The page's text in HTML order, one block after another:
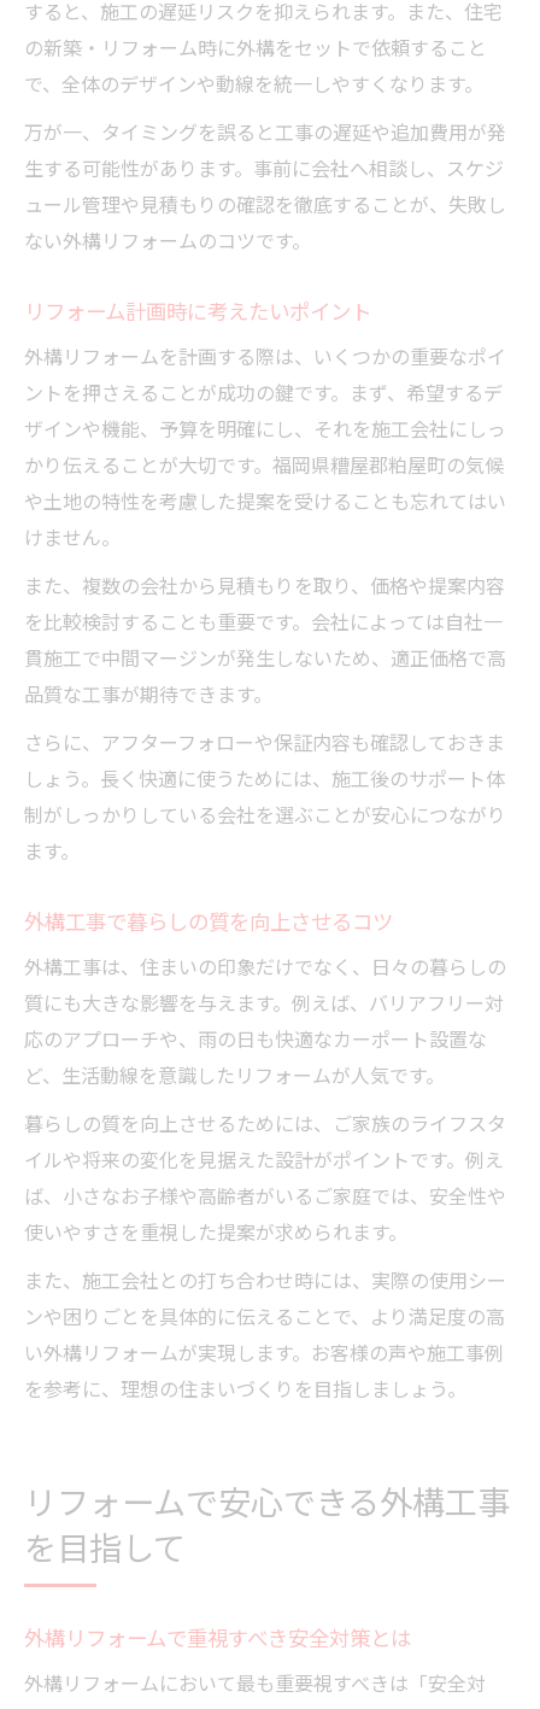
すると、施工の遅延リスクを抑えられます。また、住宅
の新築・リフォーム時に外構をセットで依頼すること
で、全体のデザインや動線を統一しやすくなります。
万が一、タイミングを誤ると工事の遅延や追加費用が発
生する可能性があります。事前に会社へ相談し、スケジ
ュール管理や見積もりの確認を徹底することが、失敗し
ない外構リフォームのコツです。
リフォーム計画時に考えたいポイント
外構リフォームを計画する際は、いくつかの重要なポイ
ントを押さえることが成功の鍵です。まず、希望するデ
ザインや機能、予算を明確にし、それを施工会社にしっ
かり伝えることが大切です。福岡県糟屋郡粕屋町の気候
や土地の特性を考慮した提案を受けることも忘れてはい
けません。
また、複数の会社から見積もりを取り、価格や提案内容
を比較検討することも重要です。会社によっては自社一
貫施工で中間マージンが発生しないため、適正価格で高
品質な工事が期待できます。
さらに、アフターフォローや保証内容も確認しておきま
しょう。長く快適に使うためには、施工後のサポート体
制がしっかりしている会社を選ぶことが安心につながり
ます。
外構工事で暮らしの質を向上させるコツ
外構工事は、住まいの印象だけでなく、日々の暮らしの
質にも大きな影響を与えます。例えば、バリアフリー対
応のアプローチや、雨の日も快適なカーポート設置な
ど、生活動線を意識したリフォームが人気です。
暮らしの質を向上させるためには、ご家族のライフスタ
イルや将来の変化を見据えた設計がポイントです。例え
ば、小さなお子様や高齢者がいるご家庭では、安全性や
使いやすさを重視した提案が求められます。
また、施工会社との打ち合わせ時には、実際の使用シー
ンや困りごとを具体的に伝えることで、より満足度の高
い外構リフォームが実現します。お客様の声や施工事例
を参考に、理想の住まいづくりを目指しましょう。
リフォームで安心できる外構工事
を目指して
外構リフォームで重視すべき安全対策とは
外構リフォームにおいて最も重要視すべきは「安全対